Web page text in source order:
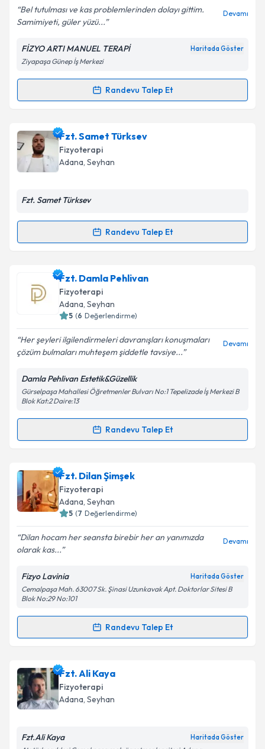
Kişisel verilerimin işlenmesine ilişkin
Aydınlatma
Metni'ni okudum ve kişisel verilerimin belirtilen
kapsamda işlenmesini kabul ediyorum.
Bel tutulması ve kas problemlerinden dolayı gittim.
Samimiyeti, güler yüzü...
Devamı
FİZYO ARTI MANUEL TERAPİ Haritada Göster
Ziyapaşa Günep İş Merkezi
Randevu Talep Et
Randevu Takvimi Talebi
Fzt. ITIR SAZiçin randevu takvimi talebi oluşturun.
Size bu uzmandan randevu almanız için bir takvim
hazırlandığında e-posta ile bilgilendireceğiz.
Kişisel verilerimin işlenmesine ilişkinAydınlatma
Takvim Talebini Gönder
Fzt. Samet Türksev
Fizyoterapi
Adana, Seyhan
Fzt. Samet Türksev
Randevu Talep Et
Randevu Takvimi Talebi
Fzt. Samet Türkseviçin randevu takvimi talebi
oluşturun. Size bu uzmandan randevu almanız için bir
takvim hazırlandığında e-posta ile bilgilendireceğiz.
Kişisel verilerimin işlenmesine ilişkin
Metni'ni okudum ve kişisel verilerimin belirtilen
kapsamda işlenmesini kabul ediyorum.
Takvim Talebini Gönder
Fzt. Damla Pehlivan
Fizyoterapi
Adana, Seyhan
5 (6 Değerlendirme)
Her şeyleri ilgilendirmeleri davranışları konuşmaları
çözüm bulmaları muhteşem şiddetle tavsiye...
Devamı
Damla Pehlivan Estetik&Güzellik
Gürselpaşa Mahallesi Öğretmenler Bulvarı No:1 Tepelizade İş Merkezi B
Blok Kat:2 Daire:13
Randevu Talep Et
Randevu Takvimi Talebi
Fzt. Damla Pehlivaniçin randevu takvimi talebi
oluşturun. Size bu uzmandan randevu almanız için bir
takvim hazırlandığında e-posta ile bilgilendireceğiz.
Kişisel verilerimin işlenmesine ilişkin
Aydınlatma
Metni'ni okudum ve kişisel verilerimin belirtilen
kapsamda işlenmesini kabul ediyorum.
Takvim Talebini Gönder
Fzt. Dilan Şimşek
Fizyoterapi
Adana, Seyhan
5 (7 Değerlendirme)
Dilan hocam her seansta birebir her an yanımızda
olarak kas...
Devamı
Fizyo Lavinia Haritada Göster
Cemalpaşa Mah. 63007 Sk. Şinasi Uzunkavak Apt. Doktorlar Sitesi B
Blok No:29 No:101
Randevu Talep Et
Randevu Takvimi Talebi
Fzt. Dilan Şimşekiçin randevu takvimi talebi
oluşturun. Size bu uzmandan randevu almanız için bir
takvim hazırlandığında e-posta ile bilgilendireceğiz.
Fzt. Ali Kaya
Fizyoterapi
Adana, Seyhan
Fzt.Ali Kaya Haritada Göster